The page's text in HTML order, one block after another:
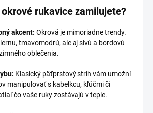
rukavice zamilujete?
akcent: Okrová je mimoriadne trendy.
tmavomodrú, ale aj sivú a bordovú
oblečenia.
Klasický päťprstový strih vám umožní
manipulovať s kabelkou, kľúčmi či
čo vaše ruky zostávajú v teple.